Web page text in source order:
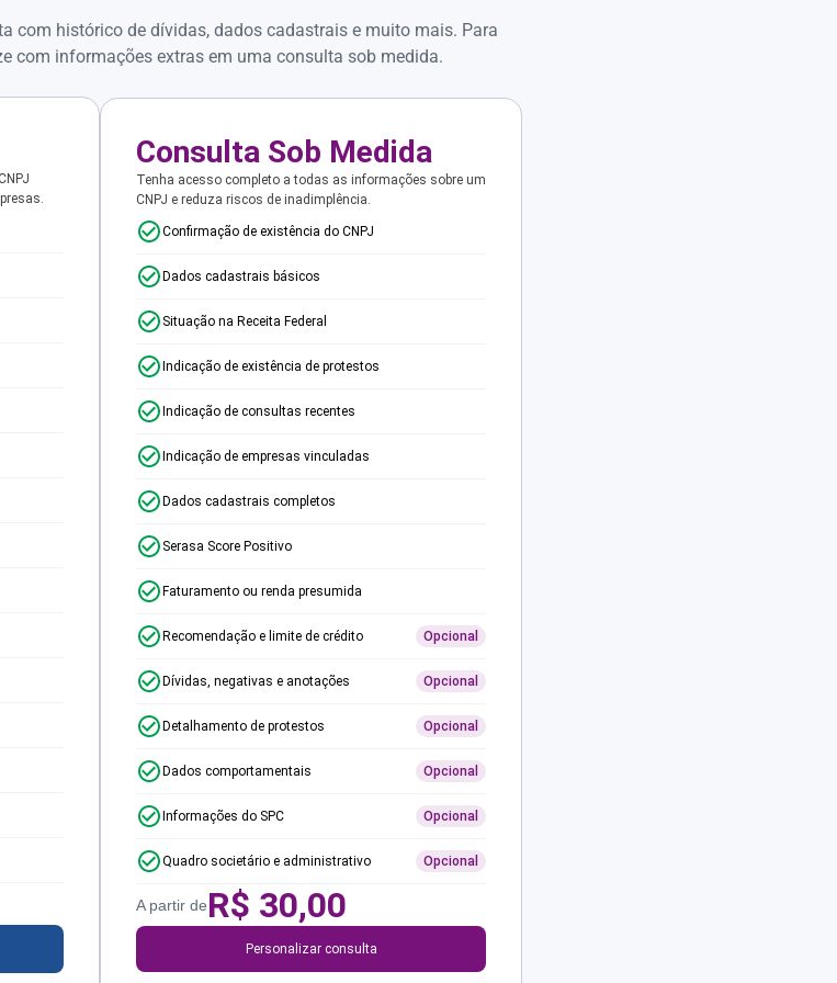
com histórico de dívidas, dados cadastrais e muito mais. Para
com informações extras em uma consulta sob medida.
Consulta Sob Medida
Tenha acesso completo a todas as informações sobre um
CNPJ e reduza riscos de inadimplência.
Confirmação de existência do CNPJ
Dados cadastrais básicos
Situação na Receita Federal
Indicação de existência de protestos
Indicação de consultas recentes
Indicação de empresas vinculadas
Dados cadastrais completos
Serasa Score Positivo
Faturamento ou renda presumida
Recomendação e limite de crédito Opcional
Dívidas, negativas e anotações Opcional
Detalhamento de protestos Opcional
Dados comportamentais Opcional
Informações do SPC Opcional
Quadro societário e administrativo Opcional
A partir deR$ 30,00
Personalizar consulta